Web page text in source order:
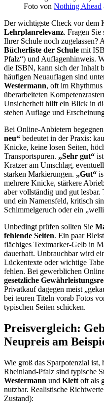
Foto von Nothing Ahead
Der wichtigste Check vor dem
Lehrplanrelevanz. Fragen Sie
Ihrer Schule noch zugelassen?
Bücherliste der Schule mit
Pfalz“) und Auflagenhinweis.
die ISBN, kann sich der Inhalt
häufigen Neuauflagen sind
Westermann, oft im
überarbeiteten
Unsicherheit hilft ein Blick in
stehen Auflage und
Bei Online-Anbietern
neu“ bedeutet in der Praxis:
Knicke, keine losen Seiten,
Transportspuren. „Sehr gut“
Kratzer am Umschlag,
starken Markierungen. „Gut“
mehrere Knicke, stärkere
aber vollständig und gut
und ein Namensfeld, kritisch
Schimmelgeruch oder ein
Unbedingt prüfen sollten Sie
fehlende Seiten. Ein paar
flächiges Textmarker-Gelb in
dauerhaft. Unbrauchbar wird
Lückentexte oder wichtige
fehlen. Bei gewerblichen
gesetzliche
Privatkauf dagegen meist
bei teuren Titeln vorab Fotos
typischen Seiten schicken.
Preisvergleich:
Neupreis am
Wie groß das Sparpotenzial
Rheinland-Pfalz sind typische
Westermann und Klett oft als
nutzbar. Realistische
Zustand):